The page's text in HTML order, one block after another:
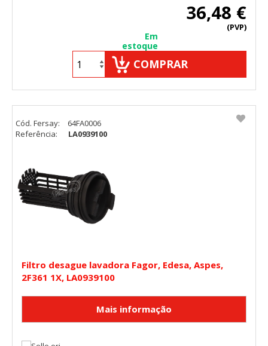
36,48 €
(PVP)
Em
estoque
COMPRAR
Filtro desague lavadora Fagor, Edesa, Aspes,
2F361 1X, LA0939100
Cód. Fersay:
64FA0006
Referência:
LA0939100